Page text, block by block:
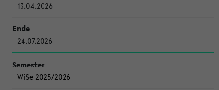
13.04.2026
24.07.2026
WiSe 2025/2026